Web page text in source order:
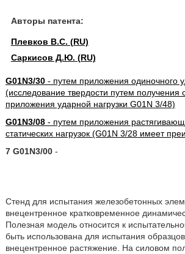
Авторы патента:
Плевков В.С. (RU)
Саркисов Д.Ю. (RU)
G01N3/30- путем приложения одиночного
(исследование твердости путем получения
приложения ударной нагрузки G01N 3/48)
G01N3/08- путем приложения
статических нагрузок (G01N 3/28 имеет
7 G01N3/00-
Стенд для испытания железобетонных
внецентренное кратковременное
Полезная модель относится к
быть использована для испытания
внецентренное растяжение. На силовом